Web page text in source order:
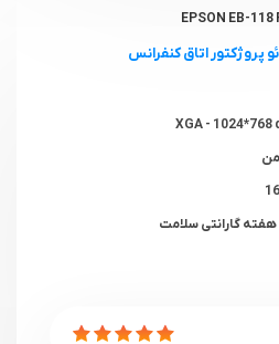
پروژکتور اتاق کنفرانس